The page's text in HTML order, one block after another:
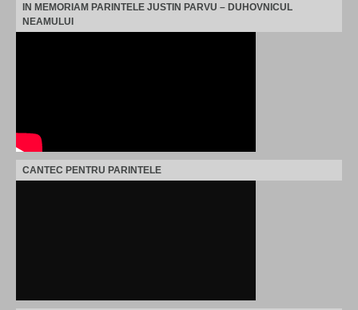
IN MEMORIAM PARINTELE JUSTIN PARVU – DUHOVNICUL
NEAMULUI
CANTEC PENTRU PARINTELE